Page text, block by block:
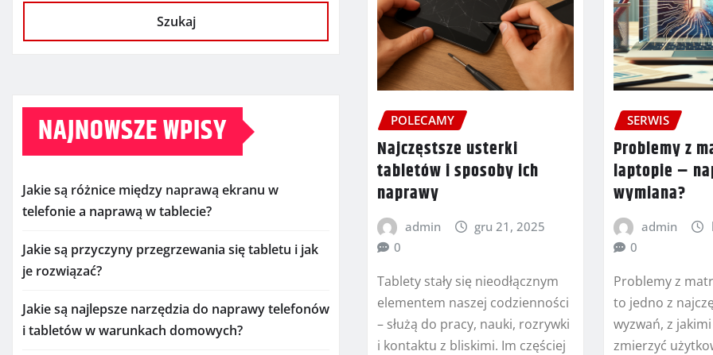
Szukaj
NAJNOWSZE WPISY
Jakie są różnice między naprawą ekranu w
telefonie a naprawą w tablecie?
Jakie są przyczyny przegrzewania się tabletu i jak
je rozwiązać?
Jakie są najlepsze narzędzia do naprawy telefonów
i tabletów w warunkach domowych?
POLECAMY
Najczęstsze usterki
tabletów i sposoby ich
naprawy
admin
gru 21, 2025
0
Tablety stały się nieodłącznym
elementem naszej codzienności
– służą do pracy, nauki, rozrywki
i kontaktu z bliskimi. Im częściej
SERWIS
Problemy z
laptopie –
wymiana?
admin
0
Problemy z
to jedno z
wyzwań, z
zmierzyć